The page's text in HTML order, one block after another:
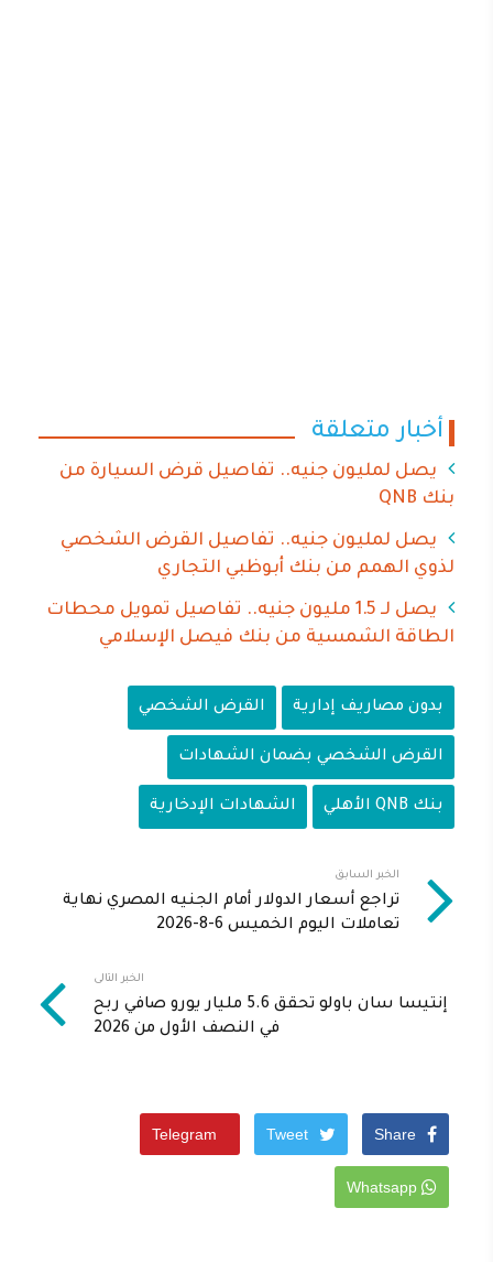
أخبار متعلقة
يصل لمليون جنيه.. تفاصيل قرض السيارة من
بنك QNB
يصل لمليون جنيه.. تفاصيل القرض الشخصي
لذوي الهمم من بنك أبوظبي التجاري
يصل لـ 1.5 مليون جنيه.. تفاصيل تمويل محطات
الطاقة الشمسية من بنك فيصل الإسلامي
بدون مصاريف إدارية القرض الشخصي
القرض الشخصي بضمان الشهادات
بنك QNB الأهلي الشهادات الإدخارية
الخبر السابق
تراجع أسعار الدولار أمام الجنيه المصري نهاية
تعاملات اليوم الخميس 6-8-2026
الخبر التالى
إنتيسا سان باولو تحقق 5.6 مليار يورو صافي ربح
في النصف الأول من 2026